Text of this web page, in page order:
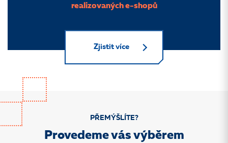
realizovaných e-shopů
Zjistit více
PŘEMÝŠLÍTE?
Provedeme vás výběrem